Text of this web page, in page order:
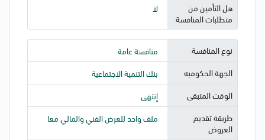
هل التأمين من
متطلبات المنافسة
لا
نوع المنافسة
منافسة عامة
الجهة الحكوميه
بنك التنمية الاجتماعية
الوقت المتبقى
إنتهى
طريقة تقديم
العروض
ملف واحد للعرض الفني والمالي معا